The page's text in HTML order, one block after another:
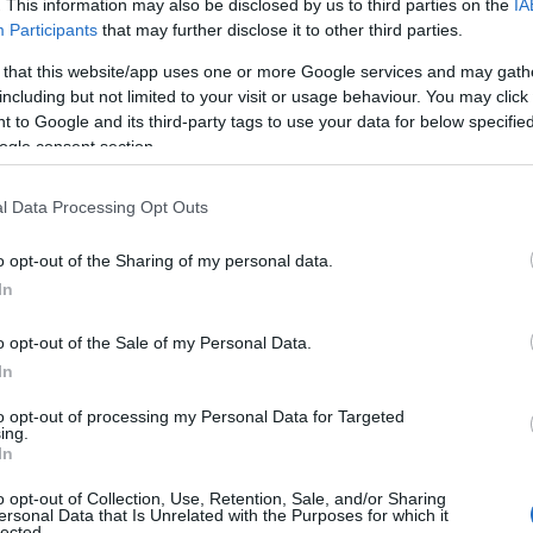
This information may also be disclosed by us to third parties on the
Participants that may further disclose it to other third parties.
that this website/app uses one or more Google services and may
but not limited to your visit or usage behaviour. You may
to Google and its third-party tags to use your data for below
consent section.
Data Processing Opt Outs
opt-out of the Sharing of my personal data.
opt-out of the Sale of my Personal Data.
opt-out of processing my Personal Data for Targeted
opt-out of Collection, Use, Retention, Sale, and/or Sharing
Data that Is Unrelated with the Purposes for which it
,BitcoinenBlockchain ? Dan ben je
bent of net begint, het begrijpen van deze
In deze gids presenteren we een zorgvuldig
die je moet lezen om jouw kennis over
tillen.
van de beste manieren om je kennis uit te
razendsnel en het is cruciaal om op de
Door deze boeken te lezen, krijg je toegang
je helpen bij jouw crypto-investeringen. Van
boeken bieden alles wat je nodig hebt om